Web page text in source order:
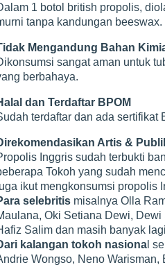
1 botol british propolis,
tanpa kandungan beeswax.
Mengandung Bahan
sangat aman untuk
berbahaya.
dan Terdaftar BPOM
terdaftar dan ada sertifikat
Artis &
Inggris sudah terbukti
Tokoh yang sudah
ikut mengkonsumsi propolis
selebritis misalnya Olla
Oki Setiana Dewi,
Salim dan masih banyak
kalangan tokoh nasiona l
Wongso, Neno Warisman,